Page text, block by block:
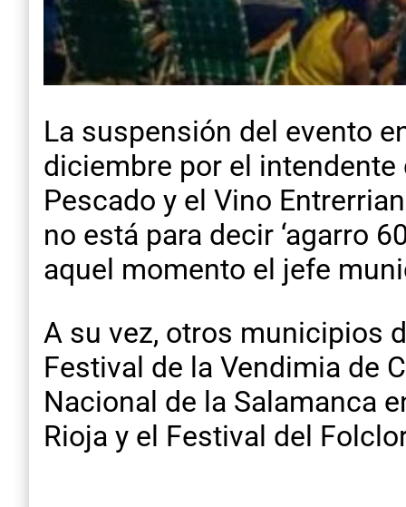
La suspensión del evento
diciembre por el intendente
Pescado y el Vino
no está para decir ‘agarro
aquel momento el jefe
A su vez, otros municipios
Festival de la Vendimia de
Nacional de la Salamanca
Rioja y el Festival del